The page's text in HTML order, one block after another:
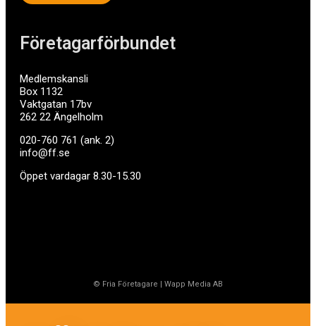
Företagarförbundet
Medlemskansli
Box 1132
Vaktgatan 17bv
262 22 Ängelholm
020-760 761 (ank. 2)
info@ff.se
Öppet vardagar 8.30-15.30
© Fria Företagare | Wapp Media AB